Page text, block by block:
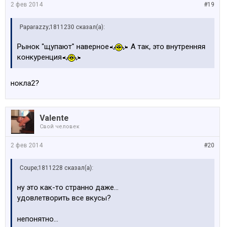
#19
2 фев 2014
Paparazzy;1811230 сказал(а):
Рынок "щупают" наверное
А так, это внутренняя
конкуренция
нокла2?
Valente
Свой человек
#20
2 фев 2014
Coupe;1811228 сказал(а):
ну это как-то странно даже...
удовлетворить все вкусы?
непонятно...